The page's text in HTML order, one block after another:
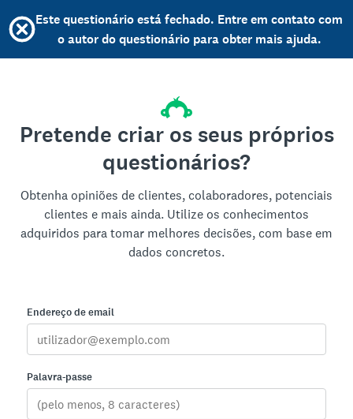
Este questionário está fechado. Entre em contato com
o autor do questionário para obter mais ajuda.
Pretende criar os seus próprios
questionários?
Obtenha opiniões de clientes, colaboradores, potenciais
clientes e mais ainda. Utilize os conhecimentos
adquiridos para tomar melhores decisões, com base em
dados concretos.
Endereço de email
Palavra-passe